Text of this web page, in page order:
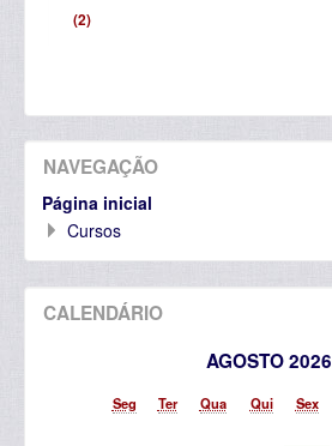
(2)
NAVEGAÇÃO
Página inicial
Cursos
CALENDÁRIO
AGOSTO 2026
Seg Ter Qua Qui Sex